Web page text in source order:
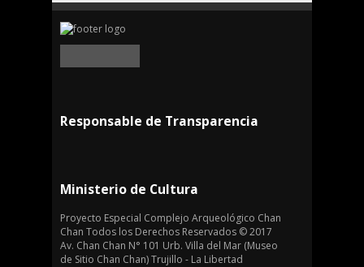
Responsable de Transparencia
Ministerio de Cultura
Proyecto Especial Complejo Arqueológico Chan
Chan Todos los Derechos Reservados © 2017
Av. Chan Chan N° 101 Urb. Villa del Mar (Museo
de Sitio Chan Chan) Trujillo - La Libertad